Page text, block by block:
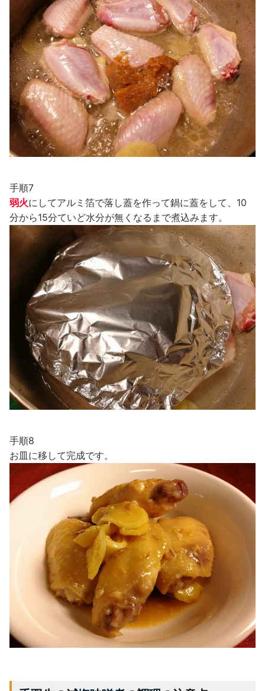
手順7
弱火にしてアルミ箔で落し蓋を作って鍋に蓋をして、10
分から15分ていど水分が無くなるまで煮込みます。
手順8
お皿に移して完成です。